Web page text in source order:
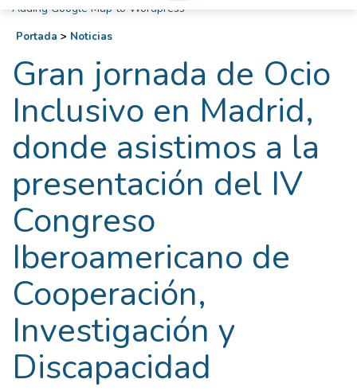
Portada > Noticias
Gran jornada de Ocio
Inclusivo en Madrid,
donde asistimos a la
presentación del IV
Congreso
Iberoamericano de
Cooperación,
Investigación y
Discapacidad
Adding Google Map to Wordpress